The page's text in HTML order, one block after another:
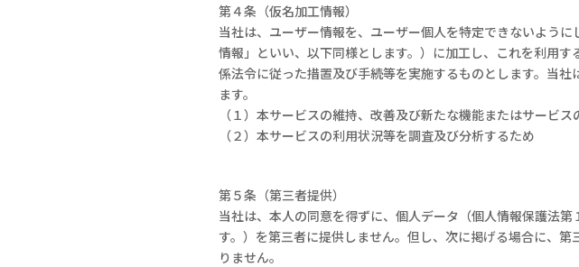
第４条（仮名加工情報）
当社は、ユーザー情報を、ユーザー個人を特定できないよう
情報」といい、以下同様とします。）に加工し、これを利用
係法令に従った措置及び手続等を実施するものとします。当
ます。
（１）本サービスの維持、改善及び新たな機能またはサービ
（２）本サービスの利用状況等を調査及び分析するため
第５条（第三者提供）
当社は、本人の同意を得ずに、個人データ（個人情報保護法
す。）を第三者に提供しません。但し、次に掲げる場合に、
りません。